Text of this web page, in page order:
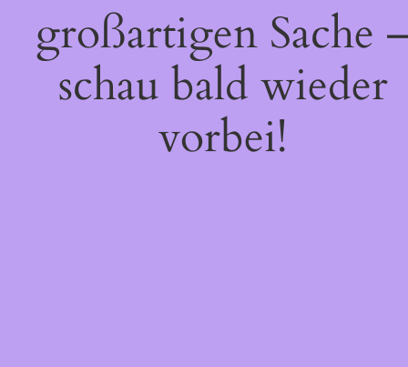
großartigen Sache
schau bald wieder
vorbei!